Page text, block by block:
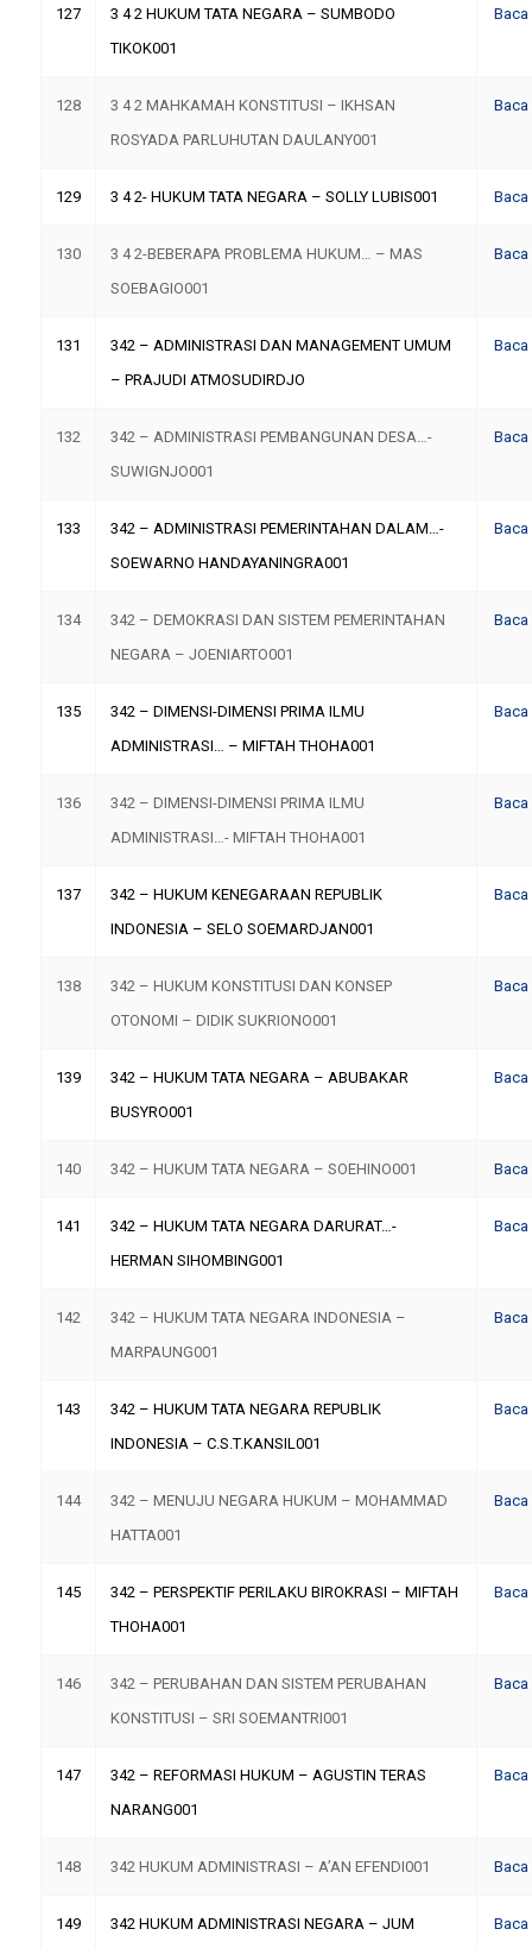
127
3 4 2 HUKUM TATA NEGARA – SUMBODO
TIKOK001
Baca
128
3 4 2 MAHKAMAH KONSTITUSI – IKHSAN
ROSYADA PARLUHUTAN DAULANY001
Baca
129 3 4 2- HUKUM TATA NEGARA – SOLLY LUBIS001 Baca
130
3 4 2-BEBERAPA PROBLEMA HUKUM… – MAS
SOEBAGIO001
Baca
131
342 – ADMINISTRASI DAN MANAGEMENT UMUM
– PRAJUDI ATMOSUDIRDJO
Baca
132
342 – ADMINISTRASI PEMBANGUNAN DESA…-
SUWIGNJO001
Baca
133
342 – ADMINISTRASI PEMERINTAHAN DALAM…-
SOEWARNO HANDAYANINGRA001
Baca
134
342 – DEMOKRASI DAN SISTEM PEMERINTAHAN
NEGARA – JOENIARTO001
Baca
135
342 – DIMENSI-DIMENSI PRIMA ILMU
ADMINISTRASI… – MIFTAH THOHA001
Baca
136
342 – DIMENSI-DIMENSI PRIMA ILMU
ADMINISTRASI…- MIFTAH THOHA001
Baca
137
342 – HUKUM KENEGARAAN REPUBLIK
INDONESIA – SELO SOEMARDJAN001
Baca
138
342 – HUKUM KONSTITUSI DAN KONSEP
OTONOMI – DIDIK SUKRIONO001
Baca
139
342 – HUKUM TATA NEGARA – ABUBAKAR
BUSYRO001
Baca
140 342 – HUKUM TATA NEGARA – SOEHINO001 Baca
141
342 – HUKUM TATA NEGARA DARURAT…-
HERMAN SIHOMBING001
Baca
142
342 – HUKUM TATA NEGARA INDONESIA –
MARPAUNG001
Baca
143
342 – HUKUM TATA NEGARA REPUBLIK
INDONESIA – C.S.T.KANSIL001
Baca
144
342 – MENUJU NEGARA HUKUM – MOHAMMAD
HATTA001
Baca
145
342 – PERSPEKTIF PERILAKU BIROKRASI – MIFTAH
THOHA001
Baca
146
342 – PERUBAHAN DAN SISTEM PERUBAHAN
KONSTITUSI – SRI SOEMANTRI001
Baca
147
342 – REFORMASI HUKUM – AGUSTIN TERAS
NARANG001
Baca
148 342 HUKUM ADMINISTRASI – A’AN EFENDI001 Baca
149
342 HUKUM ADMINISTRASI NEGARA – JUM
Baca